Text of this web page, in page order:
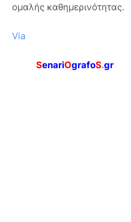
ομαλής καθημερινότητας.
Via
SenariOgrafoS.gr